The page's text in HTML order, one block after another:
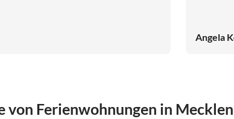
Angela
von Ferienwohnungen in